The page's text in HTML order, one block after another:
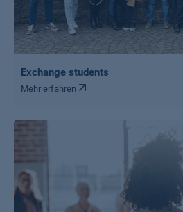
Exchange students
Mehr erfahren